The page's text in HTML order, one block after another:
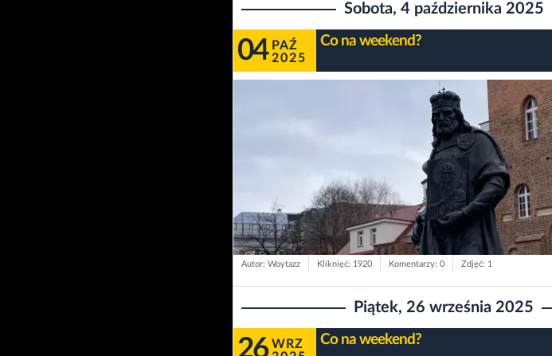
Sobota, 4 października 2025
04 PAŹ
2025
Co na weekend?
Autor: Woytazz Kliknięć: 1920 Komentarzy: 0 Zdjęć: 1
Piątek, 26 września 2025
26 WRZ
Co na weekend?